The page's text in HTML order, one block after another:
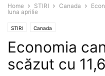
Home STIRI Canada
luna aprilie
STIRI Canada
Economia
scăzut cu